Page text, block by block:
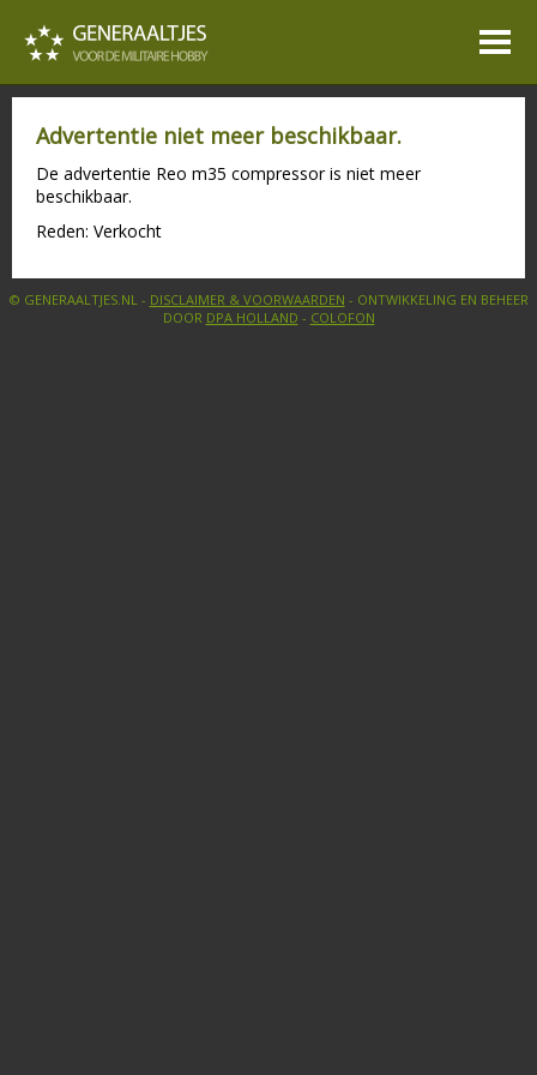
Advertentie niet meer beschikbaar.
De advertentie Reo m35 compressor is niet meer
beschikbaar.
Reden: Verkocht
© GENERAALTJES.NL - DISCLAIMER & VOORWAARDEN - ONTWIKKELING EN BEHEER
DOOR DPA HOLLAND - COLOFON